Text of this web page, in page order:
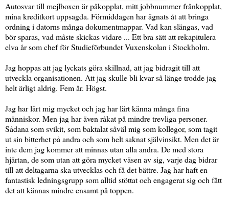
Autosvar till mejlboxen är påkopplat, mitt jobbnummer frånkopplat,
mina kreditkort uppsagda. Förmiddagen har ägnats åt att bringa
ordning i datorns många dokumentmappar. Vad kan slängas, vad
bör sparas, vad måste skickas vidare ... Ett bra sätt att rekapitulera
elva år som chef för Studieförbundet Vuxenskolan i Stockholm.
Jag hoppas att jag lyckats göra skillnad, att jag bidragit till att
utveckla organisationen. Att jag skulle bli kvar så länge trodde jag
helt ärligt aldrig. Fem år. Högst.
Jag har lärt mig mycket och jag har lärt känna många fina
människor. Men jag har även råkat på mindre trevliga personer.
Sådana som svikit, som baktalat såväl mig som kollegor, som tagit
ut sin bitterhet på andra och som helt saknat självinsikt. Men det är
inte dem jag kommer att minnas utan alla andra. De med stora
hjärtan, de som utan att göra mycket väsen av sig, varje dag bidrar
till att deltagarna ska utvecklas och få det bättre. Jag har haft en
fantastisk ledningsgrupp som alltid stöttat och engagerat sig och fått
det att kännas mindre ensamt på toppen.